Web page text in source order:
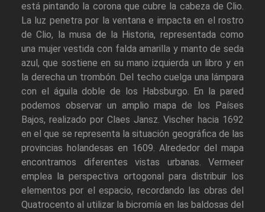
está pintando la corona que cubre la cabeza de Clio.
La luz penetra por la ventana e impacta en el rostro
de Clio, la musa de la Historia, representada como
una mujer vestida con falda amarilla y manto de seda
azul, que sostiene en su mano izquierda un libro y en
la derecha un trombón. Del techo cuelga una lámpara
con el águila doble de los Habsburgo. En la pared
podemos observar un amplio mapa de los Países
Bajos, realizado por Claes Jansz. Vischer hacia 1692
en el que se representa la situación geográfica de las
provincias holandesas en 1609. Alrededor del mapa
encontramos diferentes vistas urbanas. Vermeer
emplea la perspectiva ortogonal para distribuir los
elementos por el espacio, recordando las obras del
Quatrocento al utilizar la bicromía en las baldosas del